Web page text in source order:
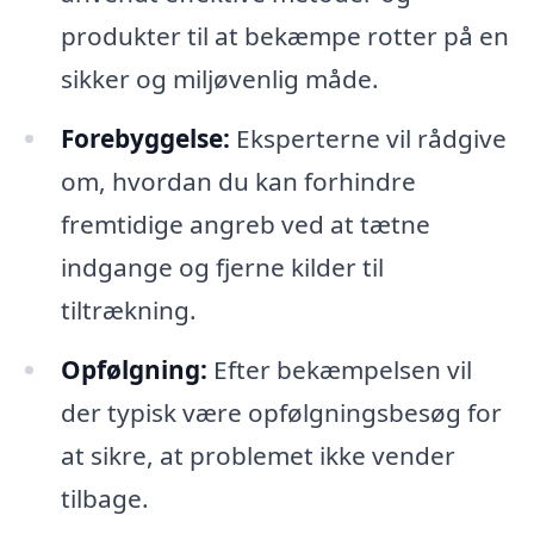
produkter til at bekæmpe rotter på en
sikker og miljøvenlig måde.
Forebyggelse: Eksperterne vil rådgive
om, hvordan du kan forhindre
fremtidige angreb ved at tætne
indgange og fjerne kilder til
tiltrækning.
Opfølgning: Efter bekæmpelsen vil
der typisk være opfølgningsbesøg for
at sikre, at problemet ikke vender
tilbage.